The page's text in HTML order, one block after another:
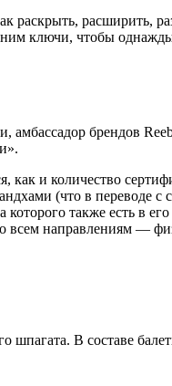
расширить,
ключи, чтобы
брендов
как и количество
(что в переводе
также есть в
всем направлениям —
шпагата. В составе